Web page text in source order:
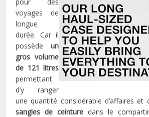
voyages de
longue
durée. Car il
possède un
gros volume
de 121 litres
permettant
d’y ranger
une quantité considérable d’affaires et
sangles de ceinture dans le